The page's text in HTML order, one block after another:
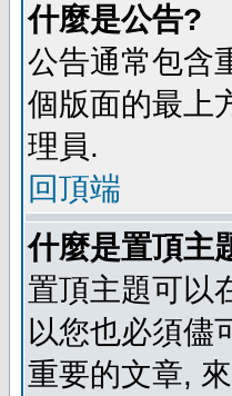
什麼是公告?
公告通常包含
個版面的最上
理員.
回頂端
什麼是置頂主
置頂主題可以
以您也必須儘
重要的文章,